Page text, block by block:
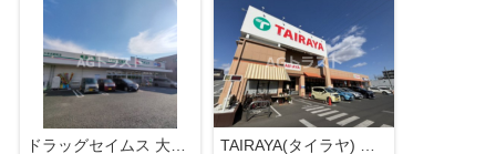
ドラッグセイムス 大宮吉野町店